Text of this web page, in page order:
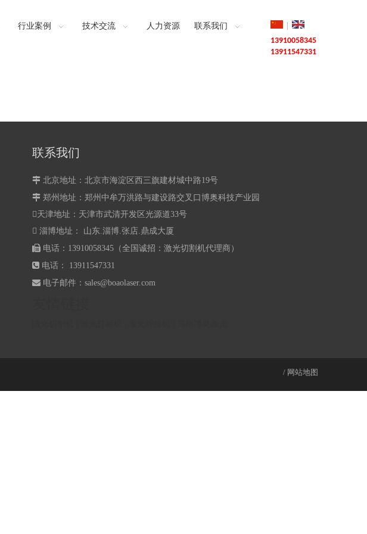
行业案例 技术交流 人力资源 联系我们
13910058345
13911547331
联系我们
 北京地址：北京市海淀区西三旗建材城中路19号
 郑州地址： 郑州中牟万洪路与建设路交叉口博奥科技产业园
天津地址：天津市武清开发区光源道33号
 淄博地址： 山东.淄博.张店.鼎成大厦
 电话：13910058345（全国诚招：激光切割机代理商）
 电话： 13911547331
 电子邮件： sales@boaolaser.com
/ 网站地图